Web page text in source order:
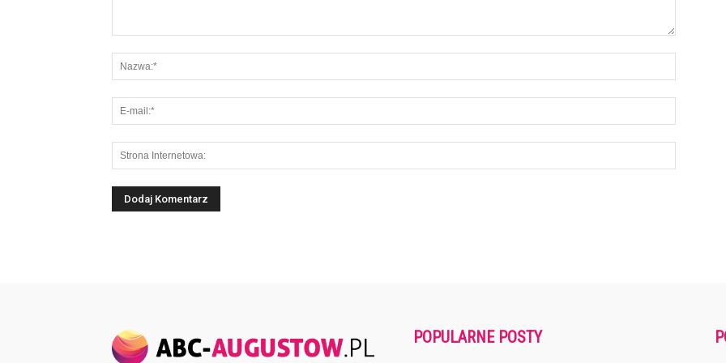
POPULARNE POSTY